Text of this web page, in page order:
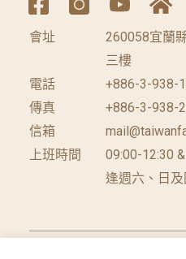
會址
260058宜蘭
三樓
電話
+886-3-938-
傳真
+886-3-938-
信箱
上班時間
09:00-12:30
逢週六、日